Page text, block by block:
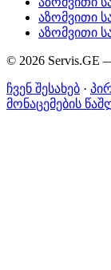
აზომვითი
აზომვითი
© 2026
ჩვენ შესახებ ·
მონაცემების